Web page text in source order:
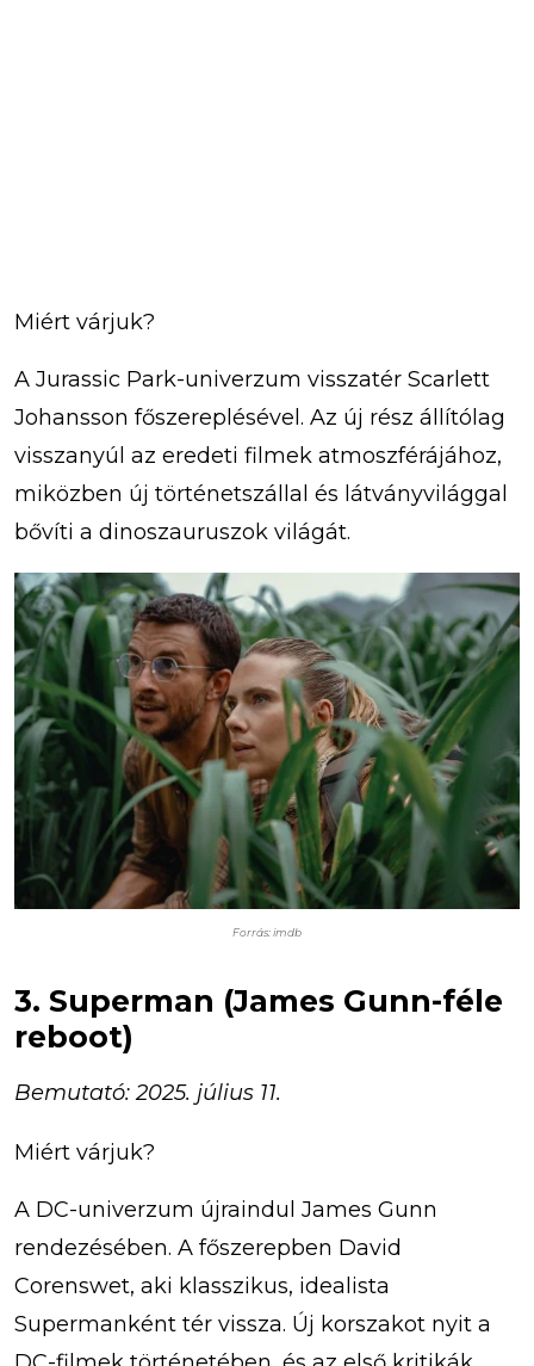
Miért várjuk?
A Jurassic Park-univerzum visszatér Scarlett
Johansson főszereplésével. Az új rész állítólag
visszanyúl az eredeti filmek atmoszférájához,
miközben új történetszállal és látványvilággal
bővíti a dinoszauruszok világát.
Forrás: imdb
3. Superman (James Gunn-féle
reboot)
Bemutató: 2025. július 11.
Miért várjuk?
A DC-univerzum újraindul James Gunn
rendezésében. A főszerepben David
Corenswet, aki klasszikus, idealista
Supermanként tér vissza. Új korszakot nyit a